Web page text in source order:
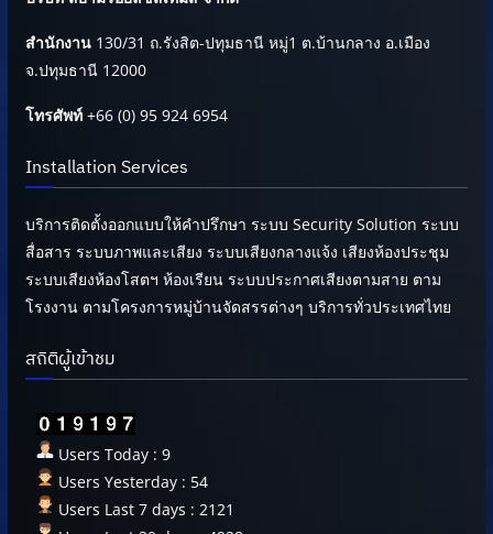
สำนักงาน130/31 ถ.รังสิต-ปทุมธานี หมู่1 ต.บ้านกลาง อ.เมือง
จ.ปทุมธานี 12000
โทรศัพท์+66 (0) 95 924 6954
Installation Services
บริการติดตั้งออกแบบให้คำปรึกษา ระบบ Security Solution ระบบ
สื่อสาร ระบบภาพและเสียง ระบบเสียงกลางแจ้ง เสียงห้องประชุม
ระบบเสียงห้องโสตฯ ห้องเรียน ระบบประกาศเสียงตามสาย ตาม
โรงงาน ตามโครงการหมู่บ้านจัดสรรต่างๆ บริการทั่วประเทศไทย
สถิติผู้เข้าชม
Users Today : 9
Users Yesterday : 54
Users Last 7 days : 2121